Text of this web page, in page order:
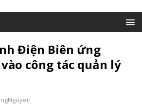
Điện Biên ứng
công tác quản lý